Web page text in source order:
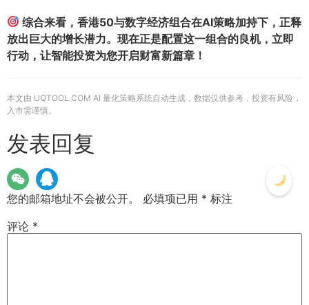
综合来看，香港50与数字经济组合在AI策略加持下，正释
放出巨大的增长潜力。现在正是配置这一组合的良机，立即
行动，让智能投资为您开启财富新篇章！
本文由 UQTOOL.COM AI 量化策略系统自动生成，数据仅供参考，投资有风险，
入市需谨慎。
发表回复
您的邮箱地址不会被公开。 必填项已用 * 标注
评论 *